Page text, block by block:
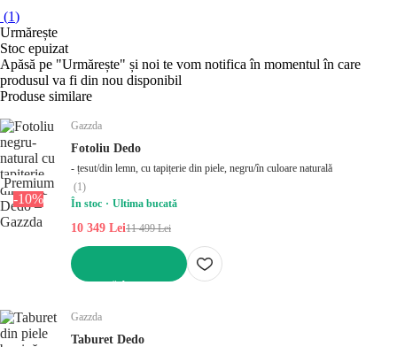
(1)
Urmărește
Stoc epuizat
Apăsă pe "Urmărește" și noi te vom notifica în momentul în care
produsul va fi din nou disponibil
Produse similare
Premium
-10%
Gazzda
Fotoliu Dedo
- țesut/din lemn, cu tapițerie din piele, negru/în culoare naturală
(1)
În stoc
Ultima bucată
10 349 Lei11 499 Lei
Gazzda
Taburet Dedo